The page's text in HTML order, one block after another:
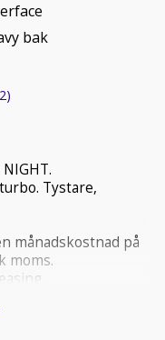
bak
Tystare,
månadskostnad på
moms.